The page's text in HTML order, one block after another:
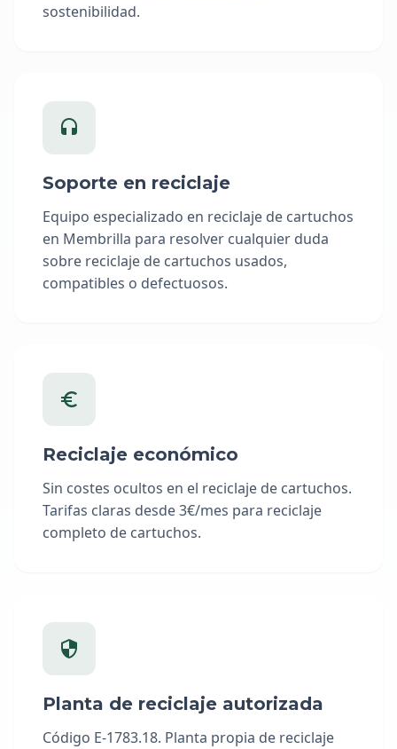
sostenibilidad.
Soporte en reciclaje
Equipo especializado en reciclaje de cartuchos
en Membrilla para resolver cualquier duda
sobre reciclaje de cartuchos usados,
compatibles o defectuosos.
Reciclaje económico
Sin costes ocultos en el reciclaje de cartuchos.
Tarifas claras desde 3€/mes para reciclaje
completo de cartuchos.
Planta de reciclaje autorizada
Código E-1783.18. Planta propia de reciclaje